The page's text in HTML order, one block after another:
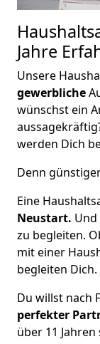
Jahre
Unsere
gewerbliche
wünschst ein
werden Dich
Denn
Eine
Neustart.
zu begleiten.
mit einer
begleiten Dich.
Du willst nach
perfekter
über 11